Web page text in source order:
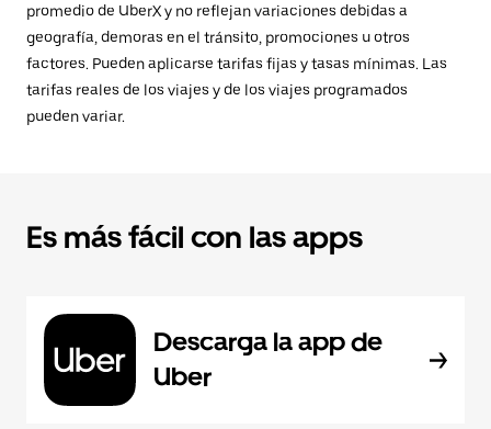
promedio de UberX y no reflejan variaciones debidas a
geografía, demoras en el tránsito, promociones u otros
factores. Pueden aplicarse tarifas fijas y tasas mínimas. Las
tarifas reales de los viajes y de los viajes programados
pueden variar.
Es más fácil con las apps
Descarga la app de
Uber